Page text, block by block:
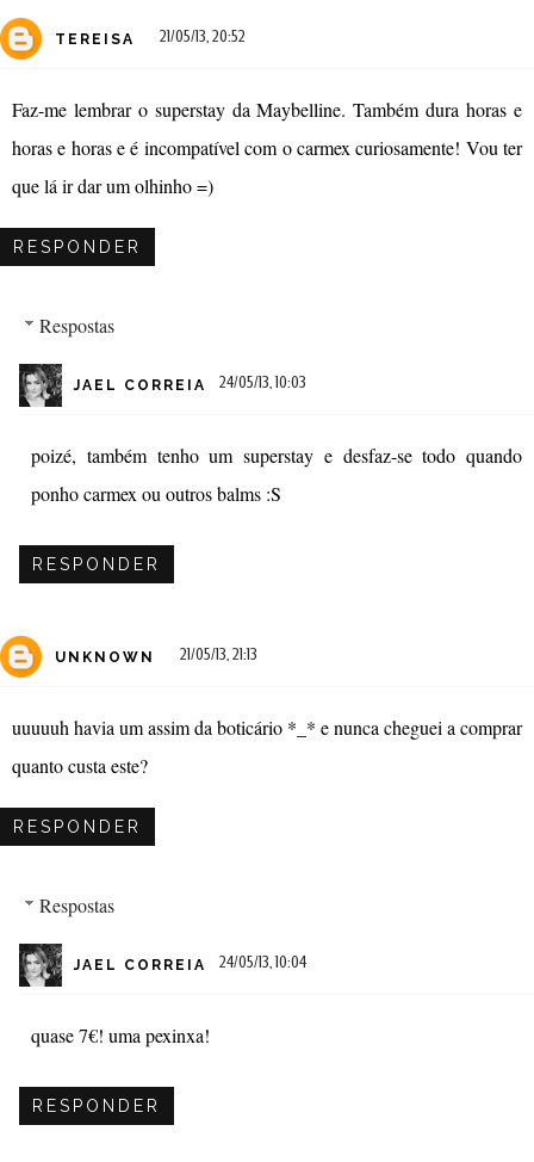
TEREISA 21/05/13, 20:52
Faz-me lembrar o superstay da Maybelline. Também dura horas e
horas e horas e é incompatível com o carmex curiosamente! Vou ter
que lá ir dar um olhinho =)
RESPONDER
Respostas
JAEL CORREIA 24/05/13, 10:03
poizé, também tenho um superstay e desfaz-se todo quando
ponho carmex ou outros balms :S
RESPONDER
UNKNOWN 21/05/13, 21:13
uuuuuh havia um assim da boticário *_* e nunca cheguei a comprar
quanto custa este?
RESPONDER
Respostas
JAEL CORREIA 24/05/13, 10:04
quase 7€! uma pexinxa!
RESPONDER